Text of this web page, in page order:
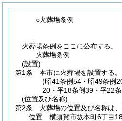
○火葬場条例
火葬場条例をここに公布する。
火葬場条例
(設置)
第1条
本市に火葬場を設置する。
(昭41条例54・昭49条例
20・平18条例39・平22
(位置及び名称)
第2条
火葬場の位置及び名称は
位置 横須賀市坂本町6丁目